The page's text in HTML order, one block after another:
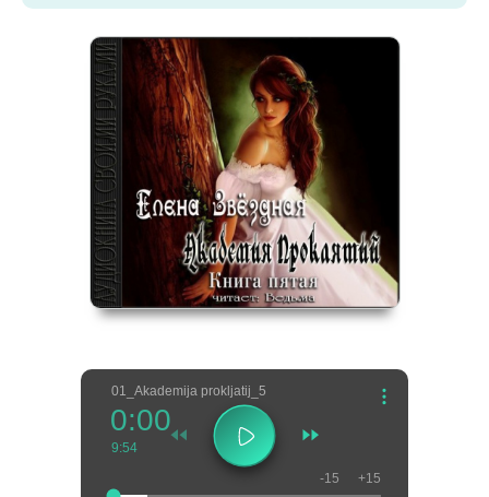
01_Akademija prokljatij_5
0:00
9:54
-15 +15